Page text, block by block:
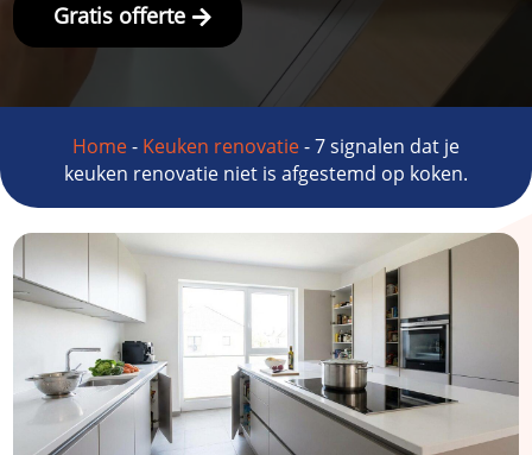
Gratis offerte
Home- Keuken renovatie-7 signalen dat je
keuken renovatie niet is afgestemd op koken.